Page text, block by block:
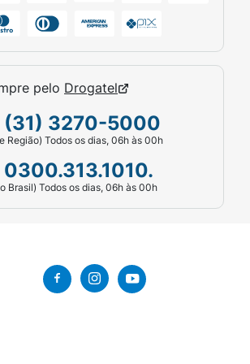
monoaminoxidase
com o
com Zoloft 50mg
seu médico, pois pode
pode ocasionar
pelo Drogatel
(31) 3270-5000
Região) Todos os dias, 06h às 00h
0300.313.1010.
Brasil) Todos os dias, 06h às 00h